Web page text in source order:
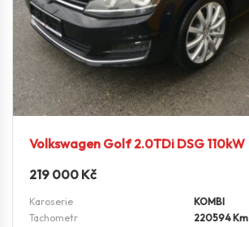
Volkswagen Golf 2.0TDi DSG 110kW
219 000 Kč
Karoserie
KOMBI
Tachometr
220594 Km